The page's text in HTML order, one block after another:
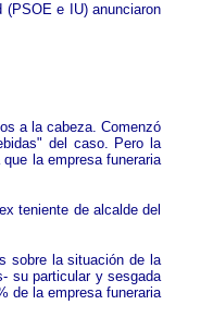
e IU) anunciaron
a la cabeza. Comenzó
del caso. Pero la
la empresa funeraria
teniente de alcalde del
sobre la situación de la
su particular y sesgada
de la empresa funeraria